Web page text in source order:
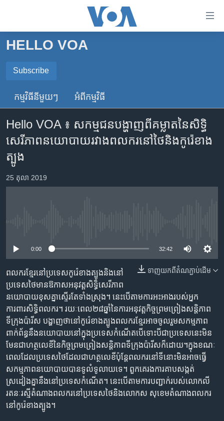
គេហទំព័រ​
រំលង​
ព័ត៌មាន​​
តែ​
ម្តង
រំលង​
និង​
រំលង​
ចូល​
ទៅ​
កាន់​
ទំព័រ​
ស្វែង​
រក
កម្ពុជា
អន្តរជាតិ
ចិន
ហេឡូវីអូអេ
កម្ពុជាច្នៃប្រតិដ្ឋ
ព្រឹត្តិការណ៍ព័ត៌មាន
ទូរទស្សន៍ / វីដេអូ​
បណ្តាញ​សង្គម
ភាសា
HELLO VOA
Subscribe
SUBSCRIBE
កម្មវិធី​នីមួយៗ អំពី​កម្មវិធី​
Hello VOA ៖ សកម្មជន​បង្ហាញពី​គម្លាត​នៃ​សិទ្ធិ​
សេរីភាព​នយោបាយ​រវាង​ពលករ​នៅ​ថៃ​និង​កូរ៉េខាង
ត្បូង
25 តុលា 2019
0:00 32:42
ទាញ​យក​ពី​តំណភ្ជាប់​ដើម
ពលករខ្មែរ​​នៅ​ប្រទេស​កូរ៉េខាងត្បូង​និង​នៅ
ប្រទេស​ថៃ​​មាន​ឱកាស​អនុវត្ត​សិទ្ធិ​សេរីភាព​
នយោបាយ​ខុស​គ្នាស្ទើរតែទាំងស្រុង។ នេះបើតាមការអះអាង​របស់​អ្នក
ការពារសិទ្ធិពលករ។​​ រយៈពេល​២៨ឆ្នាំ​នៃ​ការអនុវត្ត​កិច្ចព្រមព្រៀង​សន្តិភាព
ទីក្រុង​ប៉ារីស បង្ហាញ​​ថា​នៅកូរ៉េខាងត្បូង​​ពលករខ្មែរ​​អាច​ចូលរួម​សក​ម្មភាព​
ពាក់ព័ន្ធនឹង​នយោបាយនៅ​ក្នុង​ប្រទេស​កំណើត​បើទោះបី​ជា​ប្រទេស​នេះ​មិន​
មែន​ជា​​ហត្ថលេខី​នៃ​កិច្ច​ព្រម​ព្រៀង​សន្តិភាព​ទីក្រុង​ប៉ារីសក៏ដោយ​។​ក្នុង​ខណៈ
ពេល​ដែល​ប្រទេ​ស​ថៃ​ដែលជា​ហត្ថលេខី​ប៉ុន្តែពលករ​នៅទីនោះ​មិន​អាច​ធ្វើ​
សកម្មភាព​នយោបាយ​បាន​ទូលំទូលាយ​ទេ​។ ​ពួកគេ​រងការគាបសង្កត់​
ស្រដៀងគ្នា​នឹង​នៅ​ប្រទេស​កំណើត។ នេះបើតាមការបញ្ជាក់​របស់​លោក​លី
រតនៈរស្មី​តំណាងពលករ​នៅ​ប្រទេស​ថៃ​និង​លោក​ស សុខេម​តំណាងពលករ​
នៅ​កូរ៉េខាងត្បូង។